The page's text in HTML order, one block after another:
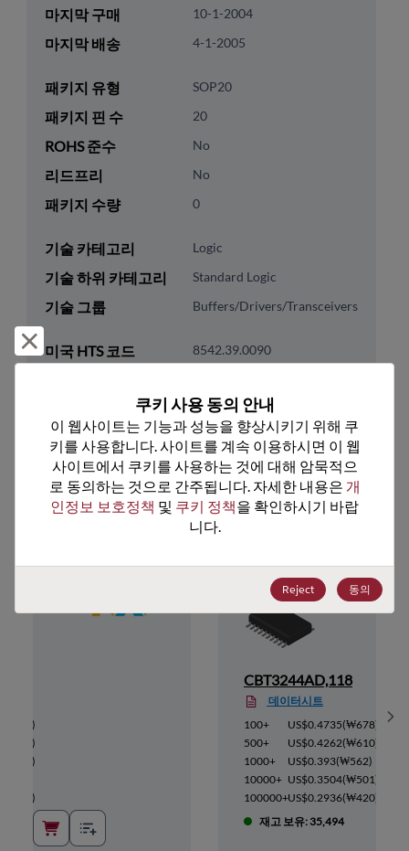
마지막 구매 10-1-2004
마지막 배송 4-1-2005
패키지 유형 SOP20
패키지 핀 수 20
ROHS 준수 No
리드프리 No
패키지 수량 0
기술 카테고리 Logic
기술 하위 카테고리 Standard Logic
기술 그룹 Buffers/Drivers/Transceivers
미국 HTS 코드 8542.39.0090
추천 대체 제품
)
)
)
)
CBT3244AD,118
데이터시트
100+
US$0.4735(₩678)
500+
US$0.4262(₩610)
1000+
US$0.393(₩562)
10000+ US$0.3504(₩501)
100000+US$0.2936(₩420)
재고 보유: 35,494
쿠키 사용 동의 안내
이 웹사이트는 기능과 성능을 향상시키기 위해 쿠
키를 사용합니다. 사이트를 계속 이용하시면 이 웹
사이트에서 쿠키를 사용하는 것에 대해 암묵적으
로 동의하는 것으로 간주됩니다. 자세한 내용은 개
인정보 보호정책 및 쿠키 정책을 확인하시기 바랍
니다.
Reject 동의